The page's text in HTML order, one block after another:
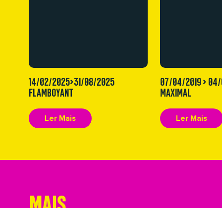
14/02/2025>31/08/2025
FLAMBOYANT
Ler Mais
07/04/2019 >
MAXIMAL
Ler Mais